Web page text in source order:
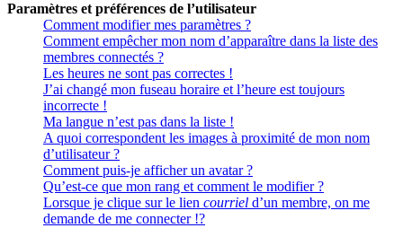
Paramètres et préférences de l’utilisateur
Comment modifier mes paramètres ?
Comment empêcher mon nom d’apparaître dans la liste des
membres connectés ?
Les heures ne sont pas correctes !
J’ai changé mon fuseau horaire et l’heure est toujours
incorrecte !
Ma langue n’est pas dans la liste !
A quoi correspondent les images à proximité de mon nom
d’utilisateur ?
Comment puis-je afficher un avatar ?
Qu’est-ce que mon rang et comment le modifier ?
Lorsque je clique sur le lien courriel d’un membre, on me
demande de me connecter !?